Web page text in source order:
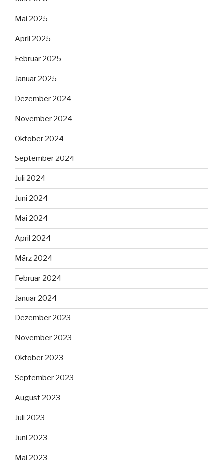
Mai 2025
April 2025
Februar 2025
Januar 2025
Dezember 2024
November 2024
Oktober 2024
September 2024
Juli 2024
Juni 2024
Mai 2024
April 2024
März 2024
Februar 2024
Januar 2024
Dezember 2023
November 2023
Oktober 2023
September 2023
August 2023
Juli 2023
Juni 2023
Mai 2023